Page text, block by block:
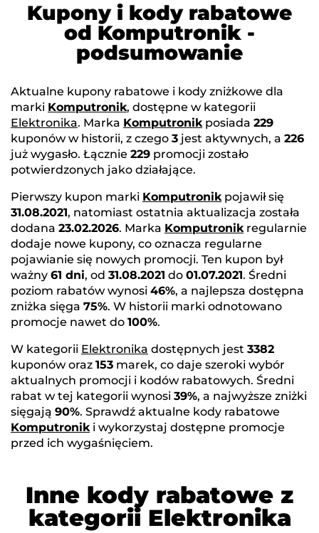
Kupony i kody rabatowe
od Komputronik -
podsumowanie
Aktualne kupony rabatowe i kody zniżkowe dla
marki Komputronik, dostępne w kategorii
Elektronika. Marka Komputronikposiada 229
kuponów w historii, z czego 3 jest aktywnych, a 226
już wygasło. Łącznie 229 promocji zostało
potwierdzonych jako działające.
Pierwszy kupon marki Komputronikpojawił się
31.08.2021, natomiast ostatnia aktualizacja została
dodana 23.02.2026. Marka Komputronikregularnie
dodaje nowe kupony, co oznacza regularne
pojawianie się nowych promocji. Ten kupon był
ważny 61 dni, od 31.08.2021 do 01.07.2021. Średni
poziom rabatów wynosi 46%, a najlepsza dostępna
zniżka sięga 75%. W historii marki odnotowano
promocje nawet do 100%.
W kategorii Elektronika dostępnych jest 3382
kuponów oraz 153 marek, co daje szeroki wybór
aktualnych promocji i kodów rabatowych. Średni
rabat w tej kategorii wynosi 39%, a najwyższe zniżki
sięgają 90%. Sprawdź aktualne kody rabatowe
Komputroniki wykorzystaj dostępne promocje
przed ich wygaśnięciem.
Inne kody rabatowe z
kategorii Elektronika